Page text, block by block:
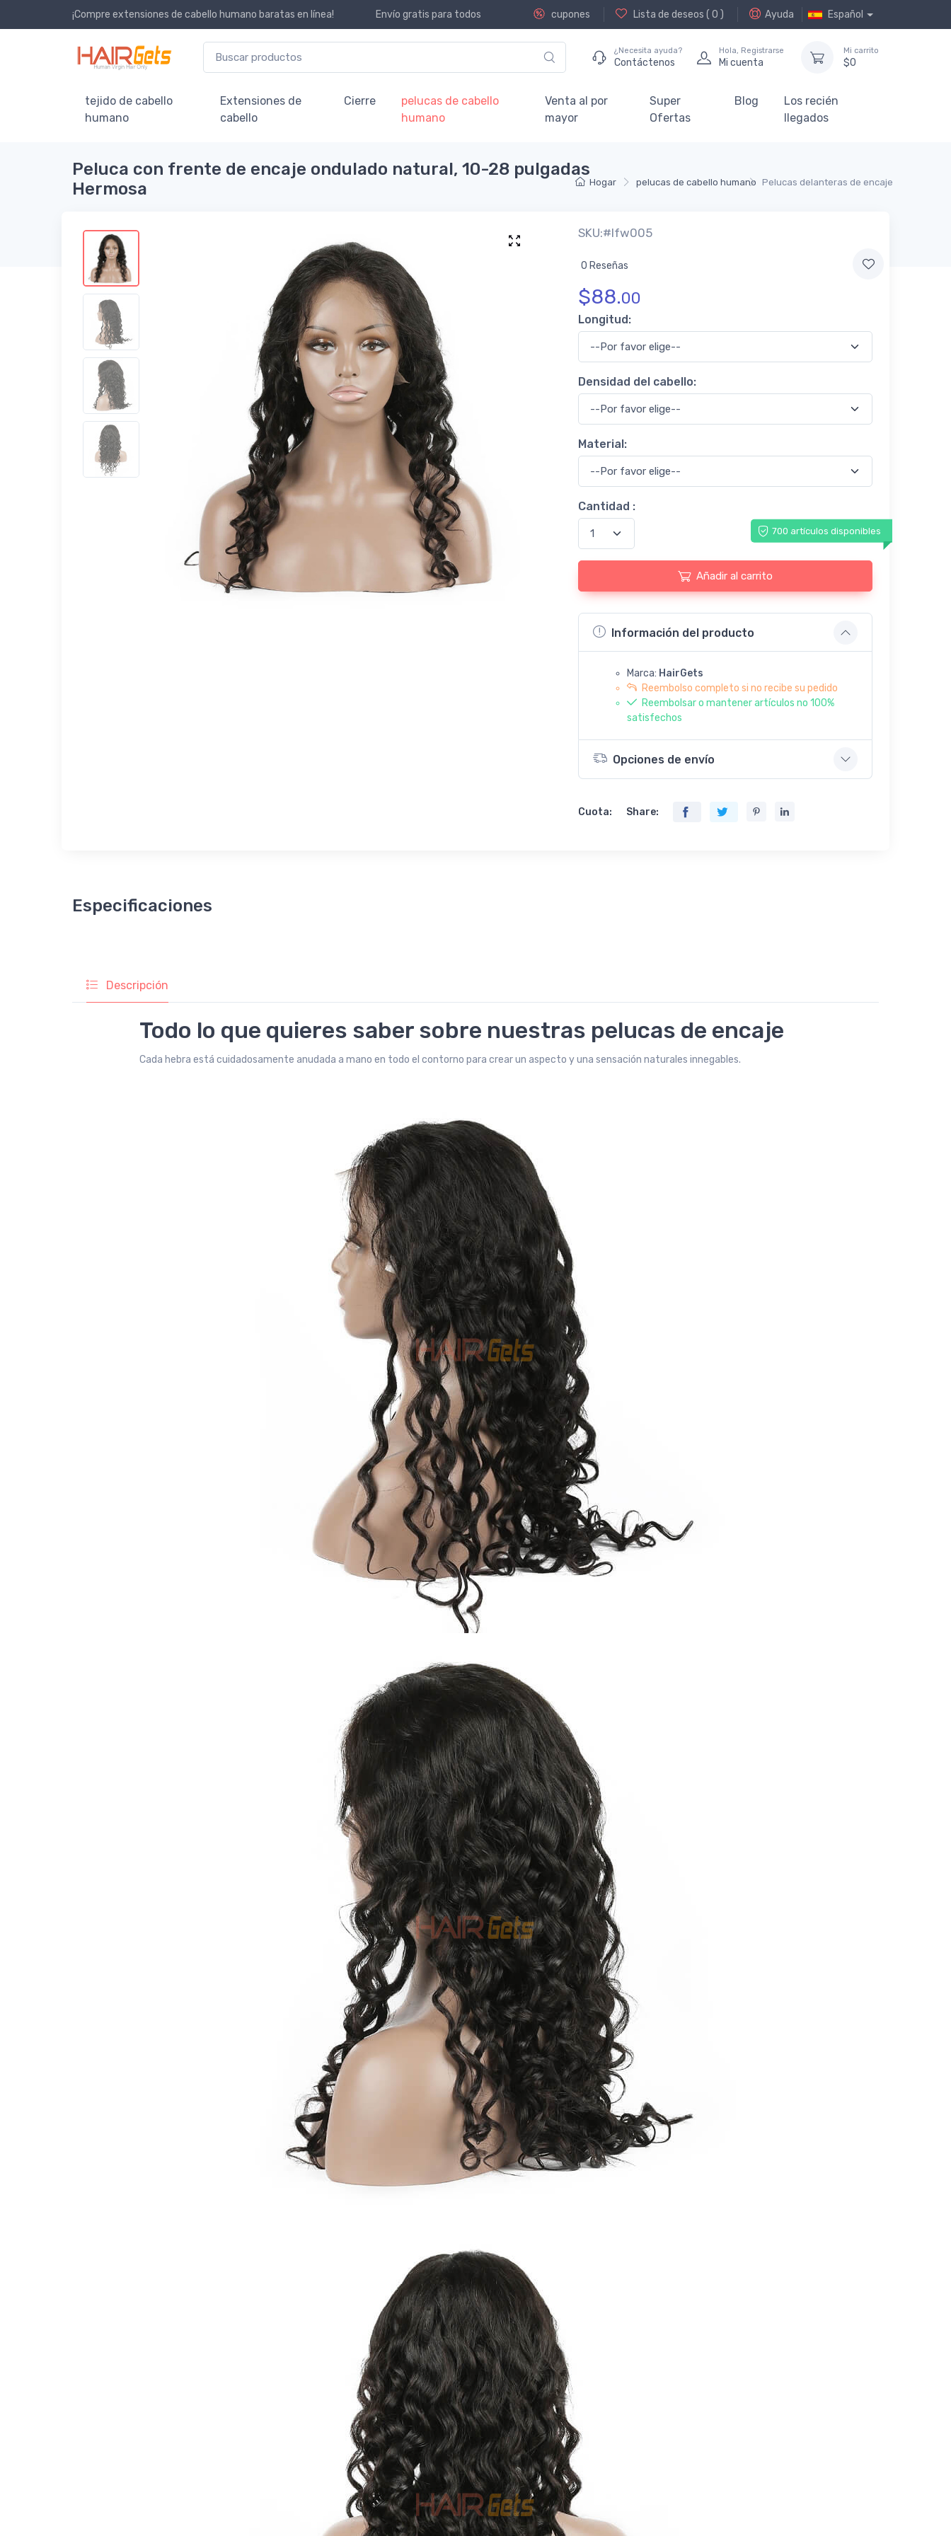
¡Compre extensiones de cabello humano baratas en línea! Envío gratis para todos cupones Lista de deseos (0 ) Ayuda Español
¿Necesita ayuda?
Contáctenos
Hola, Registrarse
Mi cuenta
Mi carrito
$0
tejido de cabello
humano
Extensiones de
cabello
Cierre
pelucas de cabello
humano
Venta al por
mayor
Super
Ofertas
Blog
Los recién
llegados
Hogar pelucas de cabello humano Pelucas delanteras de encaje
Peluca con frente de encaje ondulado natural, 10-28 pulgadas
Hermosa
SKU:#lfw005
0 Reseñas
$88.00
Longitud:
Densidad del cabello:
Material:
Cantidad :
700 artículos disponibles
Añadir al carrito
Información del producto
Marca: HairGets
Reembolso completo si no recibe su pedido
Reembolsar o mantener artículos no 100%
satisfechos
Opciones de envío
Cuota: Share:
Especificaciones
Descripción
Todo lo que quieres saber sobre nuestras pelucas de encaje
Cada hebra está cuidadosamente anudada a mano en todo el contorno para crear un aspecto y una sensación naturales innegables.